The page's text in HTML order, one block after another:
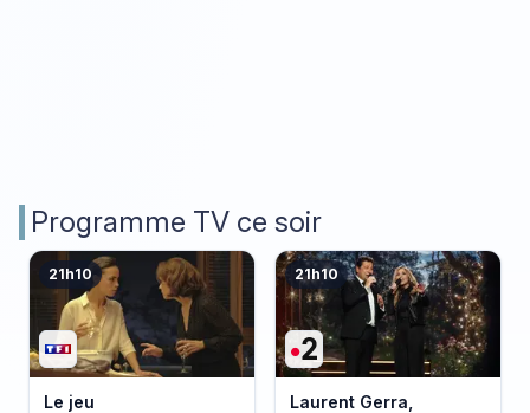
Programme TV ce soir
21h10
Le jeu
21h10
Laurent Gerra,